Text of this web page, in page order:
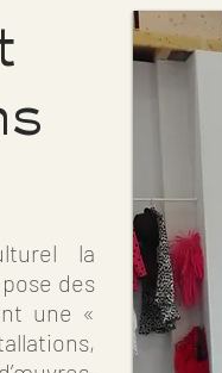
la
des
une «